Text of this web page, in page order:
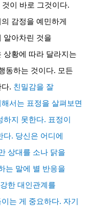
이 바로 그것이다.
감정을 예민하게
알아차린 것을
상황에 따라 달라지는
동하는 것이다. 모든
다. 친밀감을 잘
서는 표정을 살펴보면
하지 못한다. 표정이
다. 당신은 어디에
상대를 소나 닭을
는 말에 별 반응을
한 대인관계를
는 게 중요하다. 자기